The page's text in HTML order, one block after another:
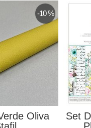
-10 %
Oliva
Set